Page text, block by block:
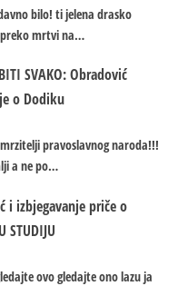
bilo! ti jelena drasko
mrtvi na…
SVAKO: Obradović
o Dodiku
pravoslavnog naroda!!!
a ne po…
i izbjegavanje priče o
STUDIJU
ovo gledajte ono lazu ja